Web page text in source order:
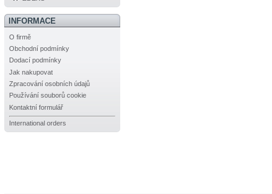
INFORMACE
O firmě
Obchodní podmínky
Dodací podmínky
Jak nakupovat
Zpracování osobních údajů
Používání souborů cookie
Kontaktní formulář
International orders